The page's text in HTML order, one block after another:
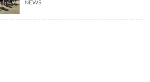
Korban!
NEWS